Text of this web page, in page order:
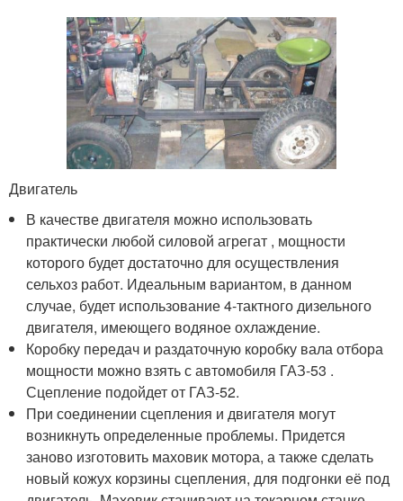
Двигатель
В качестве двигателя можно использовать
практически любой силовой агрегат , мощности
которого будет достаточно для осуществления
сельхоз работ. Идеальным вариантом, в данном
случае, будет использование 4-тактного дизельного
двигателя, имеющего водяное охлаждение.
Коробку передач и раздаточную коробку вала отбора
мощности можно взять с автомобиля ГАЗ-53 .
Сцепление подойдет от ГАЗ-52.
При соединении сцепления и двигателя могут
возникнуть определенные проблемы. Придется
заново изготовить маховик мотора, а также сделать
новый кожух корзины сцепления, для подгонки её под